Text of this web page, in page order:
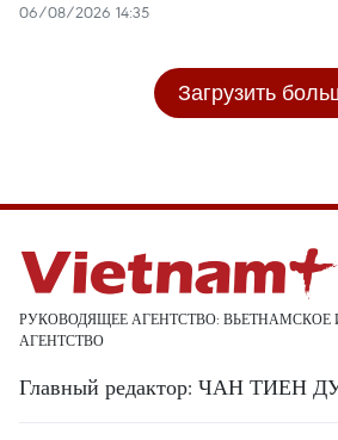
06/08/2026 14:35
Загрузить
РУКОВОДЯЩЕЕ АГЕНТСТВО:
АГЕНТСТВО
Главный редактор: ЧАН ТИЕН